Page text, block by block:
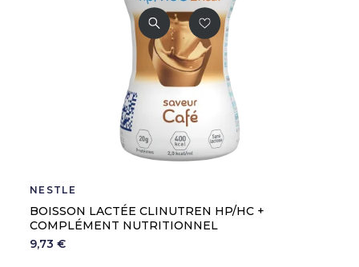
NESTLE
BOISSON LACTÉE CLINUTREN HP/HC +
COMPLÉMENT NUTRITIONNEL
9,73 €